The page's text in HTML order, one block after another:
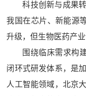
科技创新与成果
我国在芯片、新能源
升级，但生物医药产
围绕临床需求构
闭环式研发体系，是
人工智能领域，北京